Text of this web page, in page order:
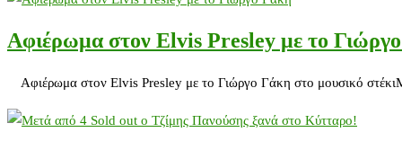
Αφιέρωμα στον Elvis Presley με το
Αφιέρωμα στον Elvis Presley με το Γιώργο Γάκη στο μουσικό